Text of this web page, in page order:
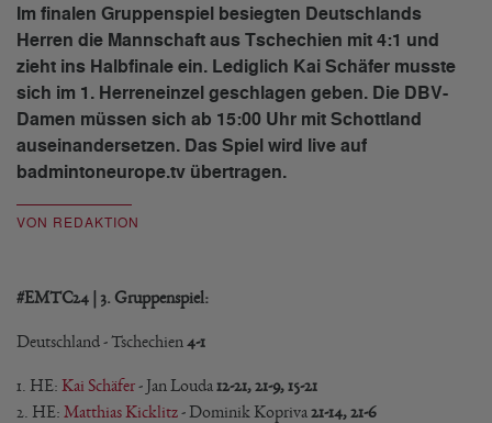
Im finalen Gruppenspiel besiegten Deutschlands
Herren die Mannschaft aus Tschechien mit 4:1 und
zieht ins Halbfinale ein. Lediglich Kai Schäfer musste
sich im 1. Herreneinzel geschlagen geben. Die DBV-
Damen müssen sich ab 15:00 Uhr mit Schottland
auseinandersetzen. Das Spiel wird live auf
badmintoneurope.tv übertragen.
VON REDAKTION
#EMTC24 | 3. Gruppenspiel:
Deutschland - Tschechien 4-1
1. HE: Kai Schäfer- Jan Louda 12-21, 21-9, 15-21
2. HE: Matthias Kicklitz- Dominik Kopriva 21-14, 21-6